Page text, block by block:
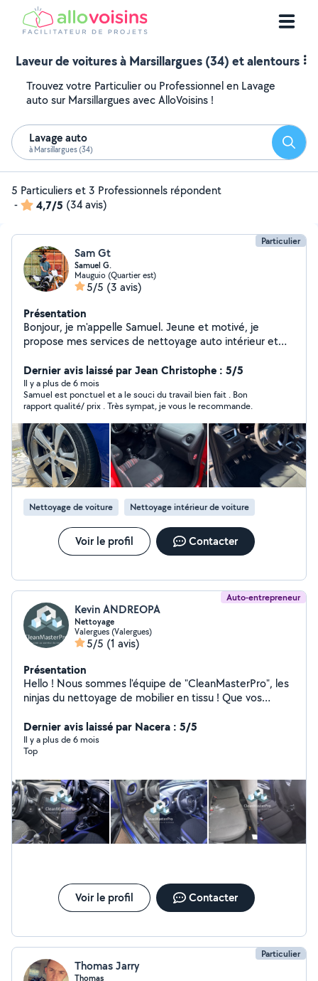
Laveur de voitures à Marsillargues (34) et alentours
Trouvez votre Particulier ou Professionnel en Lavage
auto sur Marsillargues avec AlloVoisins !
Lavage auto
à Marsillargues (34)
5 Particuliers et 3 Professionnels répondent
-
4,7/5 (34 avis)
Particulier
Sam Gt
Samuel G.
Mauguio (Quartier est)
5/5 (3 avis)
Présentation
Bonjour, je m'appelle Samuel. Jeune et motivé, je
propose mes services de nettoyage auto intérieur et
également mes services pour de la mécanique.
Dernier avis laissé par Jean Christophe : 5/5
Il y a plus de 6 mois
Samuel est ponctuel et a le souci du travail bien fait . Bon
rapport qualité/ prix . Très sympat, je vous le recommande.
Nettoyage de voiture Nettoyage intérieur de voiture
Voir le profil Contacter
Auto-entrepreneur
Kevin ANDREOPA
Nettoyage
Valergues (Valergues)
5/5 (1 avis)
Présentation
Hello ! Nous sommes l'équipe de "CleanMasterPro", les
ninjas du nettoyage de mobilier en tissu ! Que vos
de popcorn ou que vos chaises aient eu une petite
aventure malheureuse avec du café renversé, nous
sommes là pour tout remettre en ordre avec un sourire.
voitures ! Merci de nous avoir lu, et à très bientôt.
CleanMasterPro - L'innovation au service du nettoyage.
Dernier avis laissé par Nacera : 5/5
Il y a plus de 6 mois
Top
Voir le profil Contacter
Particulier
Thomas Jarry
Thomas